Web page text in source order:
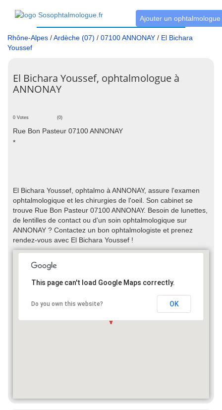
Ajouter un ophtalmologue
Rhône-Alpes /Ardèche (07) / 07100 ANNONAY / El Bichara
Youssef
El Bichara Youssef, ophtalmologue à
ANNONAY
0 Votes (0)
Rue Bon Pasteur 07100 ANNONAY
*
El Bichara Youssef, ophtalmo à ANNONAY, assure l'examen
ophtalmologique et les chirurgies de l'oeil. Son cabinet se
trouve Rue Bon Pasteur 07100 ANNONAY. Besoin de lunettes,
de lentilles de contact ou d'un soin ophtalmologique sur
ANNONAY ? Contactez un bon ophtalmologiste et prenez
rendez-vous avec El Bichara Youssef !
This page can't load Google Maps correctly.
Do you own this website? OK